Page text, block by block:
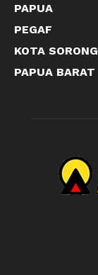
PAPUA
PEGAF
KOTA SORONG
PAPUA BARAT